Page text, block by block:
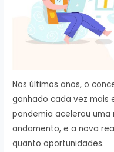
Nos últimos anos, o
ganhado cada vez mais
pandemia acelerou
andamento, e a nova
quanto oportunidades.